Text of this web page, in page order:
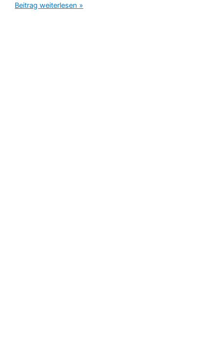
Hat
Beitrag weiterlesen »